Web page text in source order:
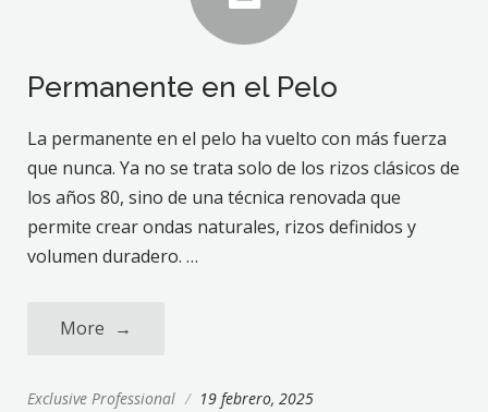
Permanente en el Pelo
La permanente en el pelo ha vuelto con más fuerza
que nunca. Ya no se trata solo de los rizos clásicos de
los años 80, sino de una técnica renovada que
permite crear ondas naturales, rizos definidos y
volumen duradero. …
More →
Exclusive Professional / 19 febrero, 2025